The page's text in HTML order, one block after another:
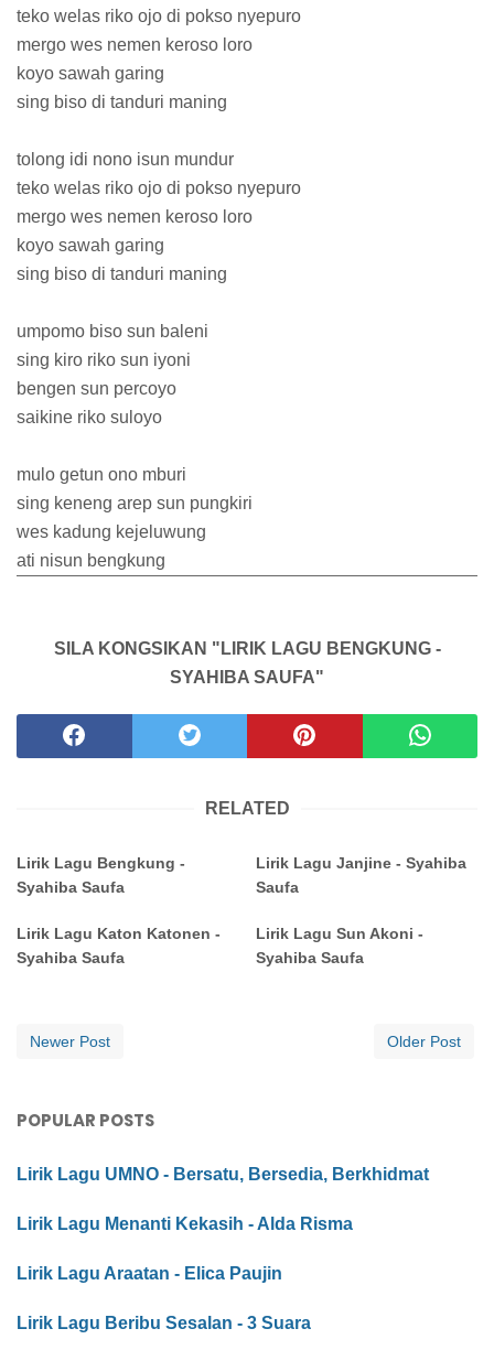
teko welas riko ojo di pokso nyepuro
mergo wes nemen keroso loro
koyo sawah garing
sing biso di tanduri maning
tolong idi nono isun mundur
teko welas riko ojo di pokso nyepuro
mergo wes nemen keroso loro
koyo sawah garing
sing biso di tanduri maning
umpomo biso sun baleni
sing kiro riko sun iyoni
bengen sun percoyo
saikine riko suloyo
mulo getun ono mburi
sing keneng arep sun pungkiri
wes kadung kejeluwung
ati nisun bengkung
SILA KONGSIKAN "LIRIK LAGU BENGKUNG -
SYAHIBA SAUFA"
RELATED
Lirik Lagu Bengkung -
Syahiba Saufa
Lirik Lagu Janjine - Syahiba
Saufa
Lirik Lagu Katon Katonen -
Syahiba Saufa
Lirik Lagu Sun Akoni -
Syahiba Saufa
Newer Post Older Post
POPULAR POSTS
Lirik Lagu UMNO - Bersatu, Bersedia, Berkhidmat
Lirik Lagu Menanti Kekasih - Alda Risma
Lirik Lagu Araatan - Elica Paujin
Lirik Lagu Beribu Sesalan - 3 Suara